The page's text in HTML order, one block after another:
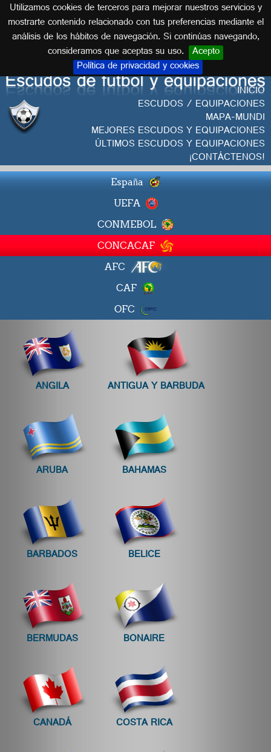
Utilizamos cookies de terceros para mejorar nuestros servicios y
mostrarte contenido relacionado con tus preferencias mediante el
análisis de los hábitos de navegación. Si continúas navegando,
consideramos que aceptas su uso. Acepto
Política de privacidad y cookies
Español
INICIO
ESCUDOS / EQUIPACIONES
MAPA-MUNDI
MEJORES ESCUDOS Y EQUIPACIONES
ÚLTIMOS ESCUDOS Y EQUIPACIONES
¡CONTÁCTENOS!
España
UEFA
CONMEBOL
CONCACAF
AFC
CAF
OFC
ANGILA ANTIGUA Y BARBUDA
ARUBA BAHAMAS
BARBADOS BELICE
BERMUDAS BONAIRE
CANADÁ COSTA RICA